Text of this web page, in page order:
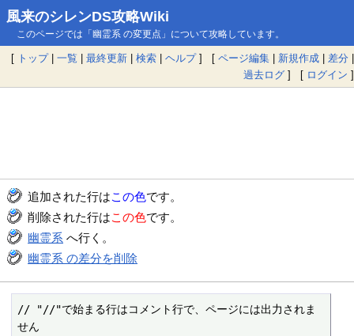
風来のシレンDS攻略Wiki
このページでは「幽霊系 の変更点」について攻略しています。
[ トップ| 一覧 | 最終更新 | 検索 | ヘルプ] [ ページ編集 | 新規作成 | 差分 |
過去ログ ] [ ログイン ]
追加された行はこの色です。
削除された行はこの色です。
幽霊系 へ行く。
幽霊系 の差分を削除
// "//"で始まる行はコメント行で、ページには出力されま
せん